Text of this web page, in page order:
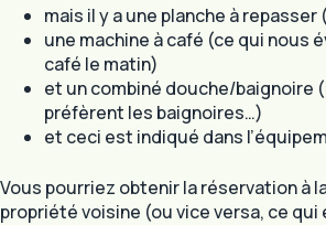
mais il y a une planche à
une machine à café (ce qui nous
café le matin)
et un combiné douche/baignoire
préfèrent les baignoires…)
et ceci est indiqué dans
Vous pourriez obtenir la réservation à
propriété voisine (ou vice versa, ce qui